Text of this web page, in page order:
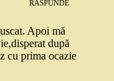
RĂSPUNDE
Apoi mă
după
cu prima ocazie